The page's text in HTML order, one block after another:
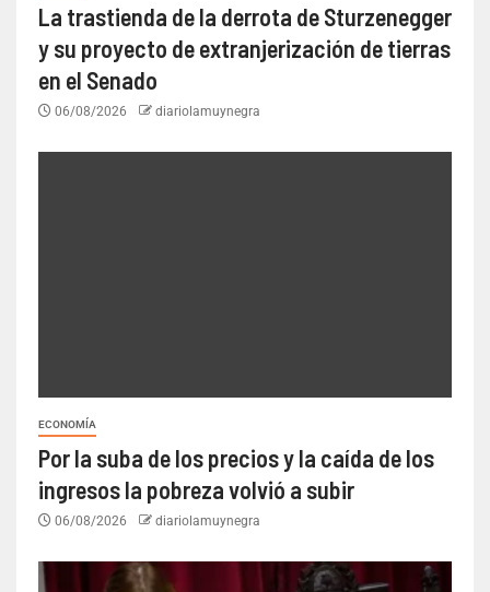
La trastienda de la derrota de Sturzenegger
y su proyecto de extranjerización de tierras
en el Senado
06/08/2026 diariolamuynegra
ECONOMÍA
Por la suba de los precios y la caída de los
ingresos la pobreza volvió a subir
06/08/2026 diariolamuynegra